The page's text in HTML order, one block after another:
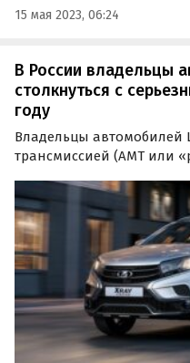
15 мая 2023, 06:24
В России владельцы
столкнуться с
году
Владельцы автомобилей
трансмиссией (АМТ или
сообщают «Автоновости
дефицитом актуаторов